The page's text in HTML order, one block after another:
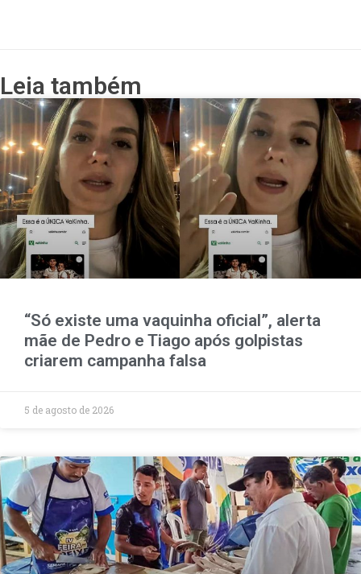
Leia também
“Só existe uma vaquinha oficial”, alerta
mãe de Pedro e Tiago após golpistas
criarem campanha falsa
5 de agosto de 2026